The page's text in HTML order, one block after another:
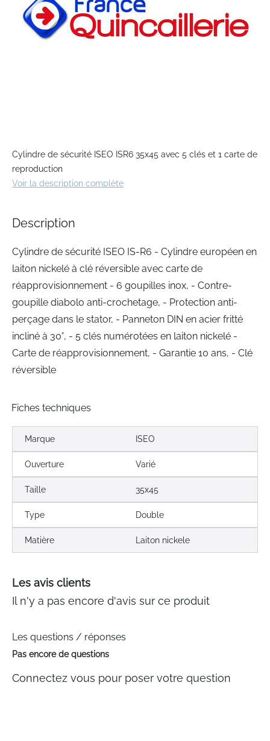
to
the
beginning
of
gallery
Cylindre de sécurité ISEO ISR6 35x45 avec 5 clés et 1 carte de
reproduction
Voir la description complète
Description
Cylindre de sécurité ISEO IS-R6 - Cylindre européen en
laiton nickelé à clé réversible avec carte de
réapprovisionnement - 6 goupilles inox, - Contre-
goupille diabolo anti-crochetage, - Protection anti-
perçage dans le stator, - Panneton DIN en acier fritté
incliné à 30°, - 5 clés numérotées en laiton nickelé -
Carte de réapprovisionnement, - Garantie 10 ans, - Clé
réversible
Fiches techniques
Marque ISEO
Ouverture Varié
Taille 35x45
Type Double
Matière Laiton nickele
Les avis clients
Il n'y a pas encore d'avis sur ce produit
Les questions / réponses
Pas encore de questions
Connectez vous pour poser votre question